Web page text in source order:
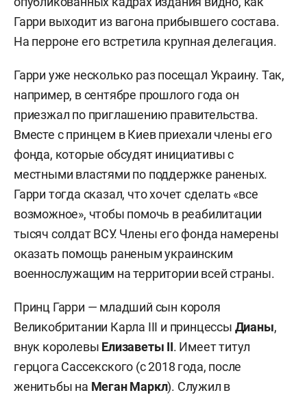
Гарри выходит из вагона прибывшего состава.
На перроне его встретила крупная делегация.
Гарри уже несколько раз посещал Украину. Так,
например, в сентябре прошлого года он
приезжал по приглашению правительства.
Вместе с принцем в Киев приехали члены его
фонда, которые обсудят инициативы с
местными властями по поддержке раненых.
Гарри тогда сказал, что хочет сделать «все
возможное», чтобы помочь в реабилитации
тысяч солдат ВСУ. Члены его фонда намерены
оказать помощь раненым украинским
военнослужащим на территории всей страны.
Принц Гарри — младший сын короля
Великобритании Карла III и принцессы Дианы,
внук королевы Елизаветы II. Имеет титул
герцога Сассекского (с 2018 года, после
женитьбы на Меган Маркл). Служил в